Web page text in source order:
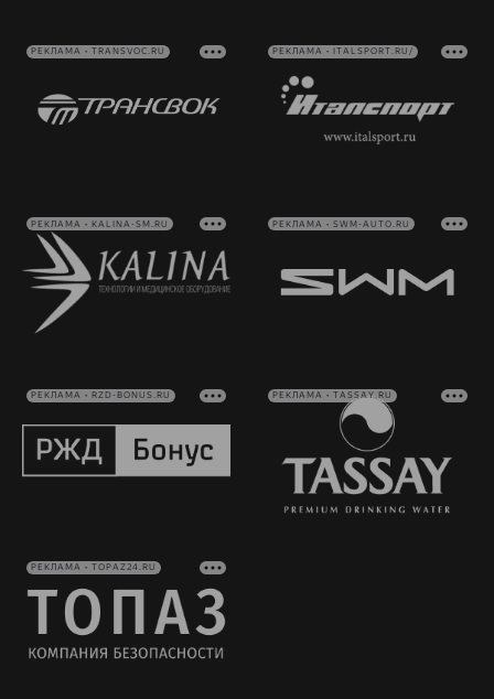
РЕКЛАМА • TRANSVOC.RU РЕКЛАМА • ITALSPORT.RU/
РЕКЛАМА • KALINA-SM.RU РЕКЛАМА • SWM-AUTO.RU
РЕКЛАМА • RZD-BONUS.RU РЕКЛАМА • TASSAY.RU
РЕКЛАМА • TOPAZ24.RU